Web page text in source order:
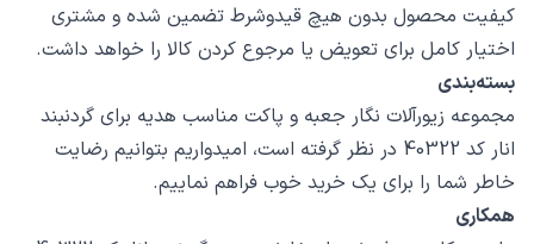
کیفیت محصول بدون هیچ قیدوشرط تضمین شده و مشتری
اختیار کامل برای تعویض یا مرجوع کردن کالا را خواهد داشت.
بسته‌بندی
مجموعه زیورآلات نگار جعبه و پاکت مناسب هدیه برای گردنبند
انار کد 40322 در نظر گرفته است، امیدواریم بتوانیم رضایت
خاطر شما را برای یک خرید خوب فراهم نماییم.
همکاری